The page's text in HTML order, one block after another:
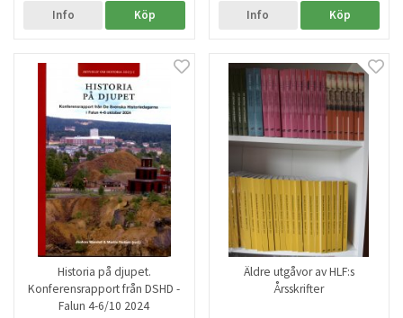
Info Köp Info Köp
Historia på djupet.
Konferensrapport från DSHD -
Falun 4-6/10 2024
Äldre utgåvor av HLF:s
Årsskrifter